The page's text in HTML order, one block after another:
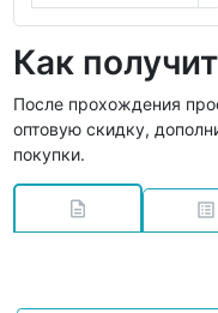
Как
После прохождения
оптовую скидку,
покупки.